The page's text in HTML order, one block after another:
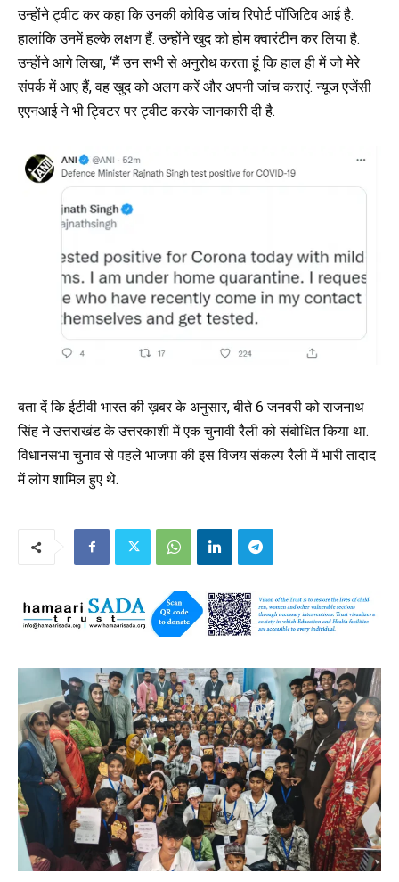
उन्होंने ट्वीट कर कहा कि उनकी कोविड जांच रिपोर्ट पॉजिटिव आई है.
हालांकि उनमें हल्के लक्षण हैं. उन्होंने खुद को होम क्वारंटीन कर लिया है.
उन्होंने आगे लिखा, ‘मैं उन सभी से अनुरोध करता हूं कि हाल ही में जो मेरे
संपर्क में आए हैं, वह खुद को अलग करें और अपनी जांच कराएं. न्यूज एजेंसी
एएनआई ने भी ट्विटर पर ट्वीट करके जानकारी दी है.
बता दें कि ईटीवी भारत की ख़बर के अनुसार, बीते 6 जनवरी को राजनाथ
सिंह ने उत्तराखंड के उत्तरकाशी में एक चुनावी रैली को संबोधित किया था.
विधानसभा चुनाव से पहले भाजपा की इस विजय संकल्प रैली में भारी तादाद
में लोग शामिल हुए थे.